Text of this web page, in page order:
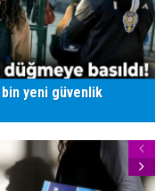
bin yeni güvenlik